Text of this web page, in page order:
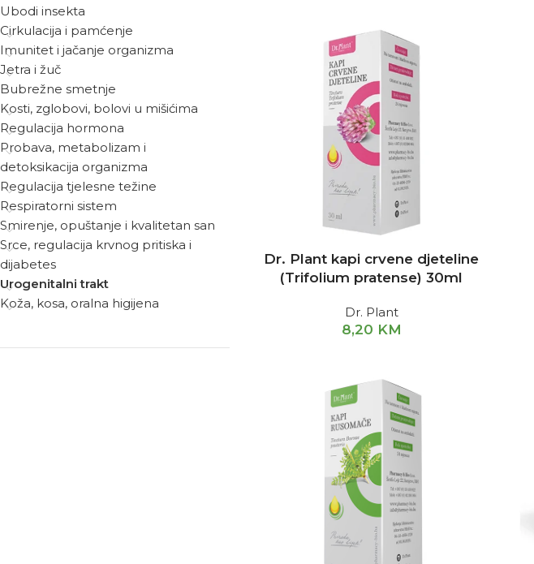
Ubodi insekta
Cirkulacija i pamćenje
Imunitet i jačanje organizma
Jetra i žuč
Bubrežne smetnje
Kosti, zglobovi, bolovi u mišićima
Regulacija hormona
Probava, metabolizam i
detoksikacija organizma
Regulacija tjelesne težine
Respiratorni sistem
Smirenje, opuštanje i kvalitetan san
Srce, regulacija krvnog pritiska i
dijabetes
Urogenitalni trakt
Koža, kosa, oralna higijena
Dr. Plant kapi crvene djeteline
(Trifolium pratense) 30ml
Dr. Plant
8,20 KM